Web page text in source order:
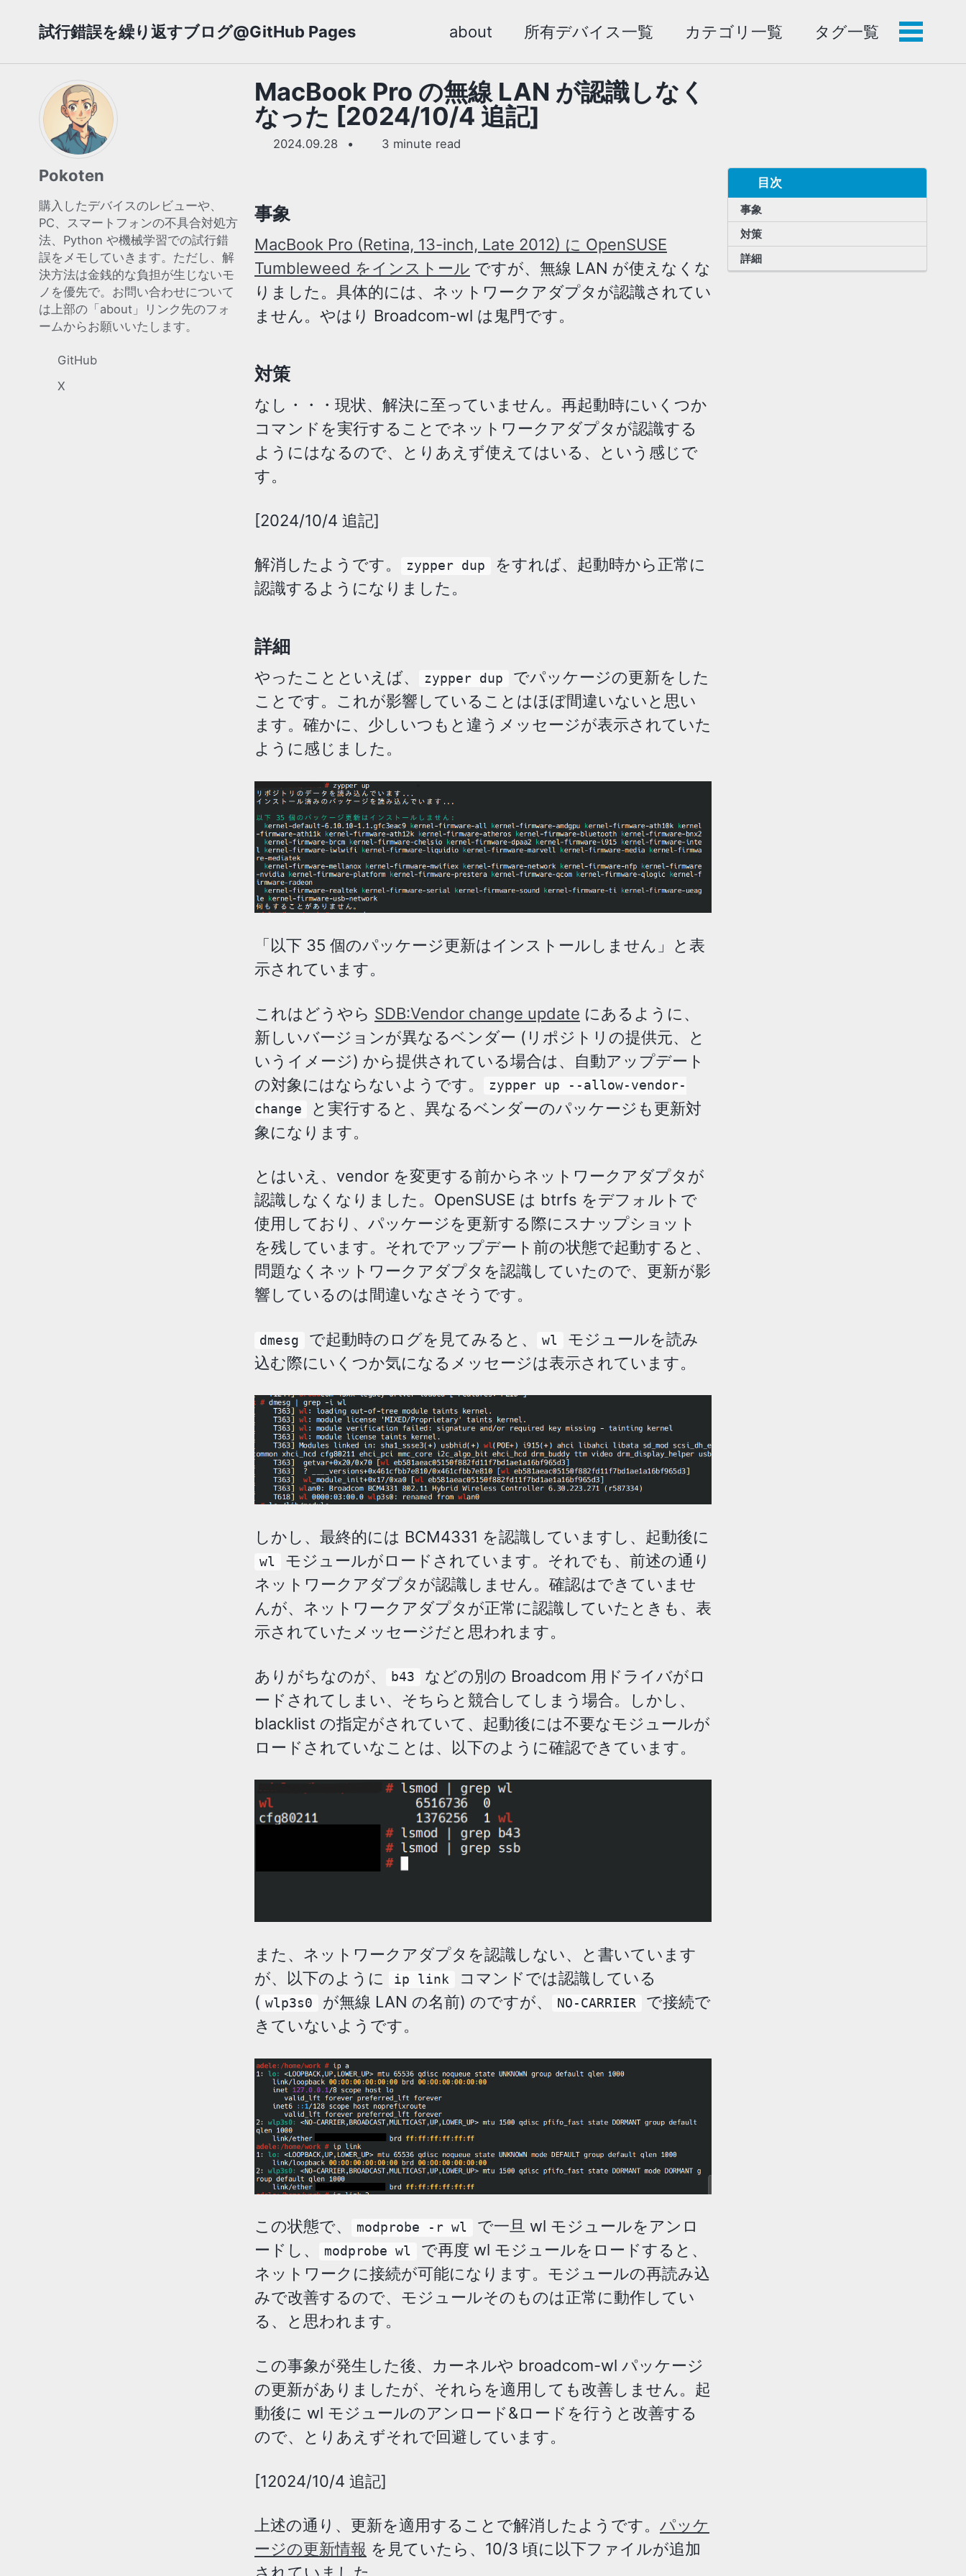
primary
navigation
content
footer
試行錯誤を繰り返すブログ@GitHub Pages about 所有デバイス一覧 カテゴリ一覧 タグ一覧
メ
ニ
Pokoten
購入したデバイスのレビューや、
PC、スマートフォンの不具合対処方
法、Python や機械学習での試行錯
誤をメモしていきます。ただし、解
決方法は金銭的な負担が生じないモ
ノを優先で。お問い合わせについて
は上部の「about」リンク先のフォ
ームからお願いいたします。
GitHub
X
MacBook Pro の無線 LAN が認識しなく
なった [2024/10/4 追記]
2024.09.28 3 minute read
目次
事象
対策
詳細
事象
MacBook Pro (Retina, 13-inch, Late 2012) に OpenSUSE
Tumbleweed をインストール ですが、無線 LAN が使えなくな
りました。具体的には、ネットワークアダプタが認識されてい
ません。やはり Broadcom-wl は鬼門です。
対策
なし・・・現状、解決に至っていません。再起動時にいくつか
コマンドを実行することでネットワークアダプタが認識する
ようにはなるので、とりあえず使えてはいる、という感じで
す。
[2024/10/4 追記]
解消したようです。 zypper dup
をすれば、起動時から正常に
認識するようになりました。
詳細
やったことといえば、 zypper dup
でパッケージの更新をした
ことです。これが影響していることはほぼ間違いないと思い
ます。確かに、少しいつもと違うメッセージが表示されていた
ように感じました。
「以下 35 個のパッケージ更新はインストールしません」と表
示されています。
これはどうやら SDB:Vendor change update にあるように、
新しいバージョンが異なるベンダー (リポジトリの提供元、と
いうイメージ) から提供されている場合は、自動アップデート
の対象にはならないようです。
zypper up --allow-vendor-
change
と実行すると、異なるベンダーのパッケージも更新対
象になります。
とはいえ、vendor を変更する前からネットワークアダプタが
認識しなくなりました。OpenSUSE は btrfs をデフォルトで
使用しており、パッケージを更新する際にスナップショット
を残しています。それでアップデート前の状態で起動すると、
問題なくネットワークアダプタを認識していたので、更新が影
響しているのは間違いなさそうです。
dmesg で起動時のログを見てみると、 wl
モジュールを読み
込む際にいくつか気になるメッセージは表示されています。
しかし、最終的には BCM4331 を認識していますし、起動後に
wl
モジュールがロードされています。それでも、前述の通り
ネットワークアダプタが認識しません。確認はできていませ
んが、ネットワークアダプタが正常に認識していたときも、表
示されていたメッセージだと思われます。
ありがちなのが、 b43
などの別の Broadcom 用ドライバがロ
ードされてしまい、そちらと競合してしまう場合。しかし、
blacklist の指定がされていて、起動後には不要なモジュールが
ロードされていなことは、以下のように確認できています。
また、ネットワークアダプタを認識しない、と書いています
が、以下のように
ip link
コマンドでは認識している
( wlp3s0 が無線 LAN の名前) のですが、 NO-CARRIER
で接続で
きていないようです。
この状態で、 modprobe -r wl
で一旦 wl モジュールをアンロ
ードし、
modprobe wl
で再度 wl モジュールをロードすると、
ネットワークに接続が可能になります。モジュールの再読み込
みで改善するので、モジュールそのものは正常に動作してい
る、と思われます。
この事象が発生した後、カーネルや broadcom-wl パッケージ
の更新がありましたが、それらを適用しても改善しません。起
動後に wl モジュールのアンロード&ロードを行うと改善する
ので、とりあえずそれで回避しています。
[12024/10/4 追記]
上述の通り、更新を適用することで解消したようです。 パッケ
ージの更新情報 を見ていたら、10/3 頃に以下ファイルが追加